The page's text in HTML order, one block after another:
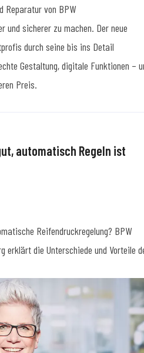
Reparatur von BPW
und sicherer zu machen. Der neue
durch seine bis ins Detail
Gestaltung, digitale Funktionen –
Preis.
automatisch Regeln ist
Reifendruckregelung? BPW
erklärt die Unterschiede und Vorteile